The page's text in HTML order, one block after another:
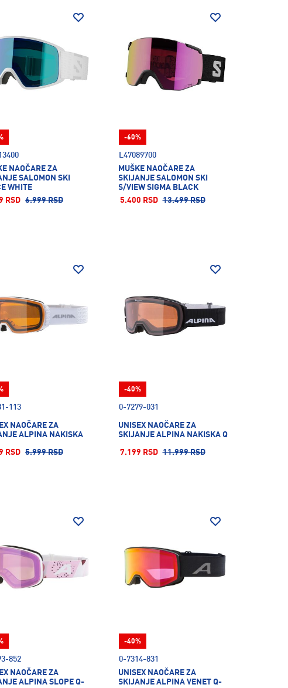
NAOČARE ZA
SALOMON SKI
WHITE
RSD 6.999 RSD
L47089700
MUŠKE NAOČARE ZA
SKIJANJE SALOMON SKI
S/VIEW SIGMA BLACK
5.400 RSD 13.499 RSD
-60%
113
NAOČARE ZA
ALPINA NAKISKA
RSD 5.999 RSD
0-7279-031
UNISEX NAOČARE ZA
SKIJANJE ALPINA NAKISKA Q
7.199 RSD 11.999 RSD
-40%
852
NAOČARE ZA
ALPINA SLOPE Q-
0-7314-831
UNISEX NAOČARE ZA
SKIJANJE ALPINA VENET Q-
-40%